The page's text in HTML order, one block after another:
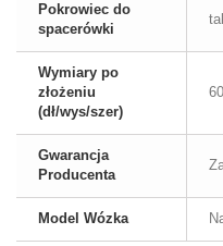
Pokrowiec do
spacerówki
Wymiary po
złożeniu
(dł/wys/szer)
Gwarancja
Producenta
Model Wózka